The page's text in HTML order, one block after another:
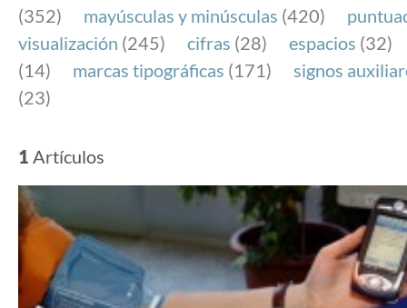
(352)
mayúsculas y minúsculas (420)
visualización (245) cifras (28) espacios (32)
(14)
marcas tipográficas (171)
signos
(23)
1 Artículos